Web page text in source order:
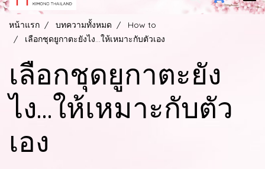
หน้าแรก บทความทั้งหมด
How to
เลือกชุดยูกาตะยังไง...ให้เหมาะกับตัวเอง
เลือกชุดยูกาตะยัง
ไง...ให้เหมาะกับตัว
เอง